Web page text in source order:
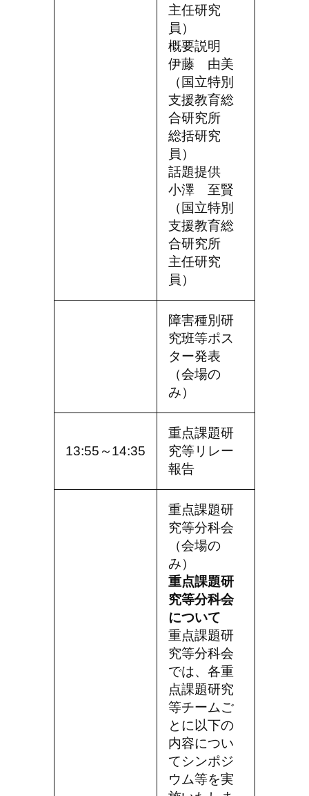
主任研究
員）
概要説明
伊藤 由美
（国立特別
支援教育総
合研究所
総括研究
員）
話題提供
小澤 至賢
（国立特別
支援教育総
合研究所
主任研究
員）
障害種別研
究班等ポス
ター発表
（会場の
み）
13:55～14:35
重点課題研
究等リレー
報告
重点課題研
究等分科会
（会場の
み）
重点課題研
究等分科会
について
重点課題研
究等分科会
では、各重
点課題研究
等チームご
とに以下の
内容につい
てシンポジ
ウム等を実